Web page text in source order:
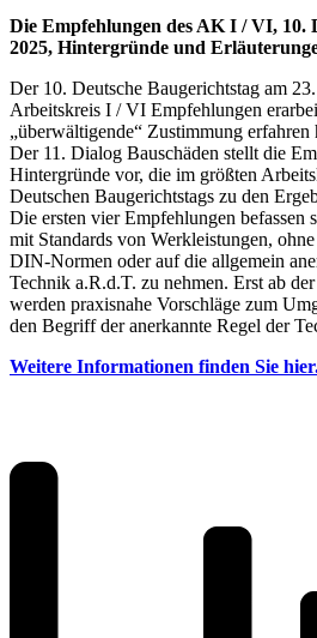
Die Empfehlungen des AK I / VI, 10.
2025, Hintergründe und
Der 10. Deutsche Baugerichtstag am
Arbeitskreis I / VI Empfehlungen
„überwältigende“ Zustimmung erfahren
Der 11. Dialog Bauschäden stellt die
Hintergründe vor, die im größten
Deutschen Baugerichtstags zu den
Die ersten vier Empfehlungen befassen
mit Standards von Werkleistungen,
DIN-Normen oder auf die allgemein
Technik a.R.d.T. zu nehmen. Erst ab
werden praxisnahe Vorschläge zum
den Begriff der anerkannte Regel der
Weitere Informationen finden Sie